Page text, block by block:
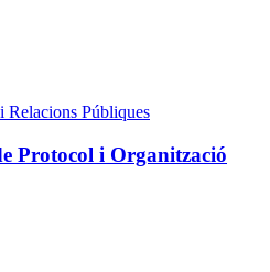
Relacions Públiques
Protocol i Organització